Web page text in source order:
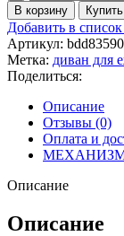
товара
Диван
Джокер
М
В корзину
Добавить в
Артикул:
Метка: диван для
Поделиться:
Описание
Отзывы (0)
Оплата и
Описание
Описание